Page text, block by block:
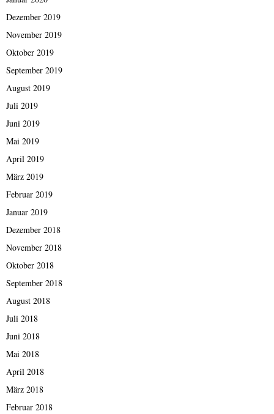
Dezember 2019
November 2019
Oktober 2019
September 2019
August 2019
Juli 2019
Juni 2019
Mai 2019
April 2019
März 2019
Februar 2019
Januar 2019
Dezember 2018
November 2018
Oktober 2018
September 2018
August 2018
Juli 2018
Juni 2018
Mai 2018
April 2018
März 2018
Februar 2018